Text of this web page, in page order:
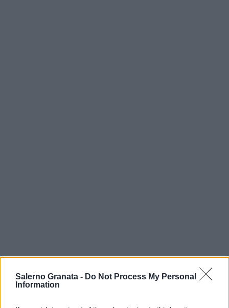
Salerno Granata - Do Not Process My Personal
Information